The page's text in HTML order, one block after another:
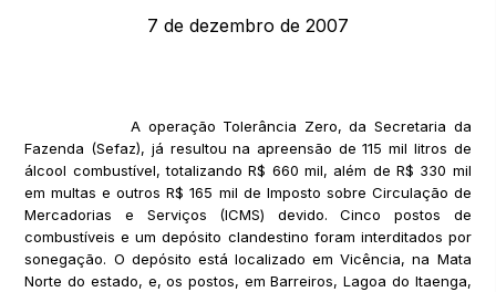
7 de dezembro de 2007
A operação Tolerância Zero, da Secretaria da
Fazenda (Sefaz), já resultou na apreensão de 115 mil litros de
álcool combustível, totalizando R$ 660 mil, além de R$ 330 mil
em multas e outros R$ 165 mil de Imposto sobre Circulação de
Mercadorias e Serviços (ICMS) devido. Cinco postos de
combustíveis e um depósito clandestino foram interditados por
sonegação. O depósito está localizado em Vicência, na Mata
Norte do estado, e, os postos, em Barreiros, Lagoa do Itaenga,